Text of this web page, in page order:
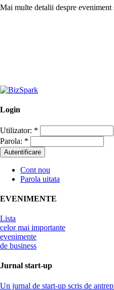
Mai multe detalii despre
Login
Utilizator: *
Parola: *
Cont nou
Parola uitata
EVENIMENTE
Lista
celor mai importante
evenimente
de business
Jurnal start-up
Un jurnal de start-up scris de